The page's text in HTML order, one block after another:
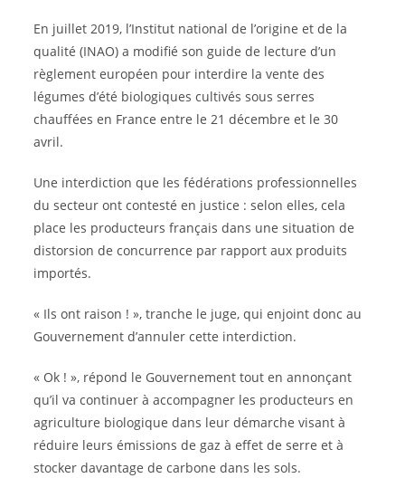
En juillet 2019, l’Institut national de l’origine et de la
qualité (INAO) a modifié son guide de lecture d’un
règlement européen pour interdire la vente des
légumes d’été biologiques cultivés sous serres
chauffées en France entre le 21 décembre et le 30
avril.
Une interdiction que les fédérations professionnelles
du secteur ont contesté en justice : selon elles, cela
place les producteurs français dans une situation de
distorsion de concurrence par rapport aux produits
importés.
« Ils ont raison ! », tranche le juge, qui enjoint donc au
Gouvernement d’annuler cette interdiction.
« Ok ! », répond le Gouvernement tout en annonçant
qu’il va continuer à accompagner les producteurs en
agriculture biologique dans leur démarche visant à
réduire leurs émissions de gaz à effet de serre et à
stocker davantage de carbone dans les sols.